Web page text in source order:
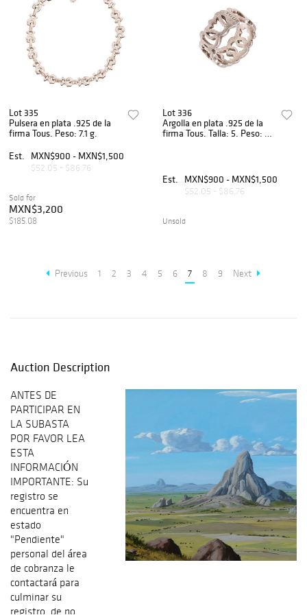
Lot 335
Pulsera en plata .925 de la
firma Tous. Peso: 7.1 g.
Est.
MXN$900 - MXN$1,500
$52.05 - $86.76
Sold for
MXN$3,200
$185.08
Lot 336
Argolla en plata .925 de la
firma Tous. Talla: 5. Peso: 5.1
Est. MXN$900 - MXN$1,500
$52.05 - $86.76
Unsold
Previous 1 2 3 4 5 6 7 8 9 Next
Auction Description
ANTES DE
PARTICIPAR EN
LA SUBASTA
POR FAVOR LEA
ESTA
INFORMACIÓN
IMPORTANTE: Su
registro se
encuentra en
estado
"Pendiente"
personal del área
de cobranza le
contactará para
culminar su
registro, de no